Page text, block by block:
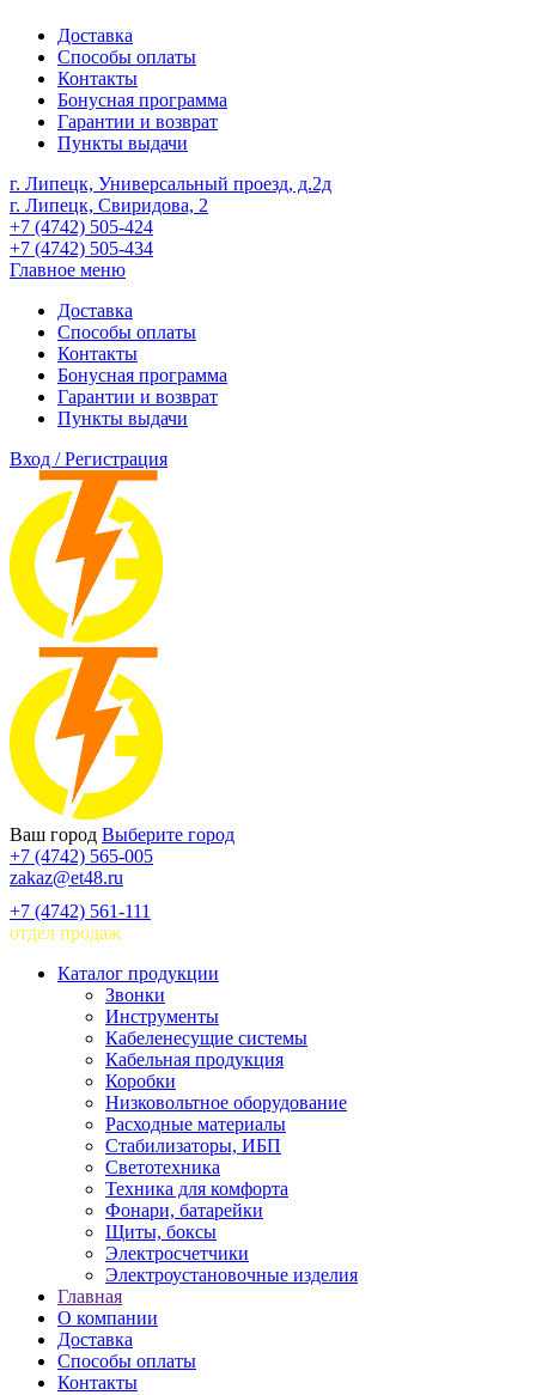
Доставка
Способы оплаты
Контакты
Бонусная программа
Гарантии и возврат
Пункты выдачи
г. Липецк, Универсальный проезд, д.2д
г. Липецк, Свиридова, 2
+7 (4742) 505-424
+7 (4742) 505-434
Главное меню
Доставка
Способы оплаты
Контакты
Бонусная программа
Гарантии и возврат
Пункты выдачи
Вход / Регистрация
Ваш город Выберите город
+7 (4742) 565-005
zakaz@et48.ru
+7 (4742) 561-111
отдел продаж
Каталог продукции
Звонки
Инструменты
Кабеленесущие системы
Кабельная продукция
Коробки
Низковольтное оборудование
Расходные материалы
Стабилизаторы, ИБП
Светотехника
Техника для комфорта
Фонари, батарейки
Щиты, боксы
Электросчетчики
Электроустановочные изделия
Главная
О компании
Доставка
Способы оплаты
Контакты